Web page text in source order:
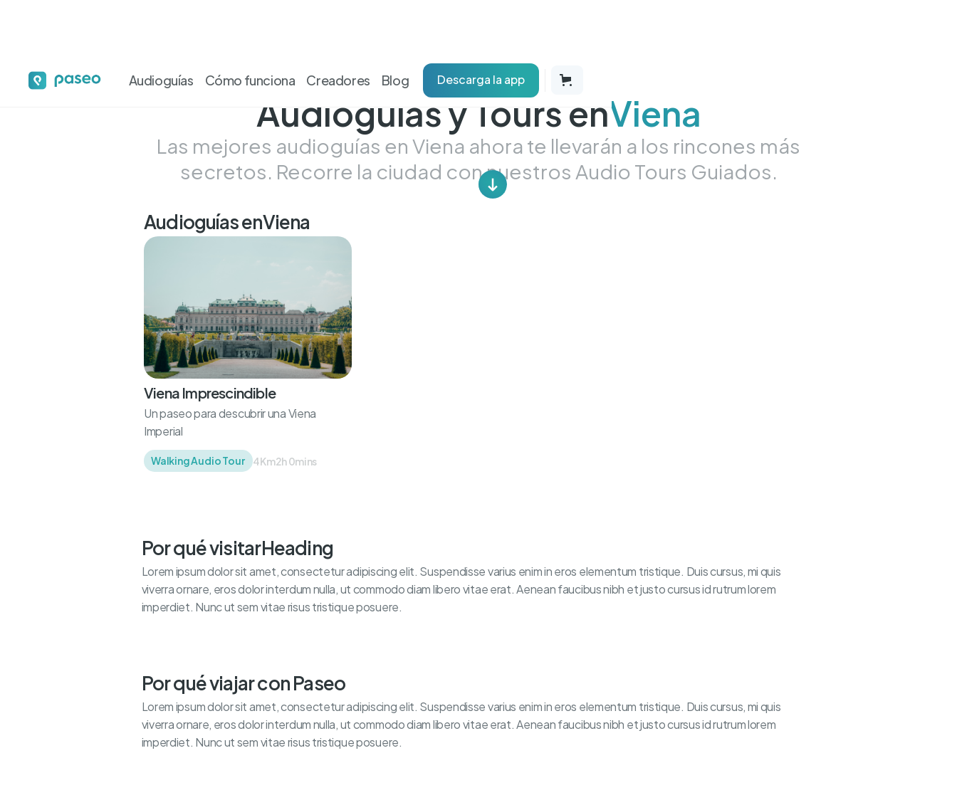
Audioguías Cómo funciona Creadores Blog Descarga la app
Audioguías y Tours enViena
Las mejores audioguías en Viena ahora te llevarán a los rincones más
secretos. Recorre la ciudad con nuestros Audio Tours Guiados.
Audioguías enViena
Viena Imprescindible
Un paseo para descubrir una Viena
Imperial
Walking Audio Tour 4Km2h 0mins
Por qué visitarHeading
Lorem ipsum dolor sit amet, consectetur adipiscing elit. Suspendisse varius enim in eros elementum tristique. Duis cursus, mi quis
viverra ornare, eros dolor interdum nulla, ut commodo diam libero vitae erat. Aenean faucibus nibh et justo cursus id rutrum lorem
imperdiet. Nunc ut sem vitae risus tristique posuere.
Por qué viajar con Paseo
Lorem ipsum dolor sit amet, consectetur adipiscing elit. Suspendisse varius enim in eros elementum tristique. Duis cursus, mi quis
viverra ornare, eros dolor interdum nulla, ut commodo diam libero vitae erat. Aenean faucibus nibh et justo cursus id rutrum lorem
imperdiet. Nunc ut sem vitae risus tristique posuere.